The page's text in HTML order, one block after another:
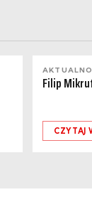
Filip
CZYTAJ